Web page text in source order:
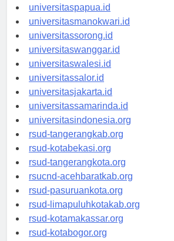
universitaspapua.id
universitasmanokwari.id
universitassorong.id
universitaswanggar.id
universitaswalesi.id
universitassalor.id
universitasjakarta.id
universitassamarinda.id
universitasindonesia.org
rsud-tangerangkab.org
rsud-kotabekasi.org
rsud-tangerangkota.org
rsucnd-acehbaratkab.org
rsud-pasuruankota.org
rsud-limapuluhkotakab.org
rsud-kotamakassar.org
rsud-kotabogor.org